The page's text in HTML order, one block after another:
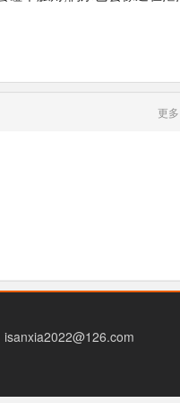
更
isanxia2022@126.com